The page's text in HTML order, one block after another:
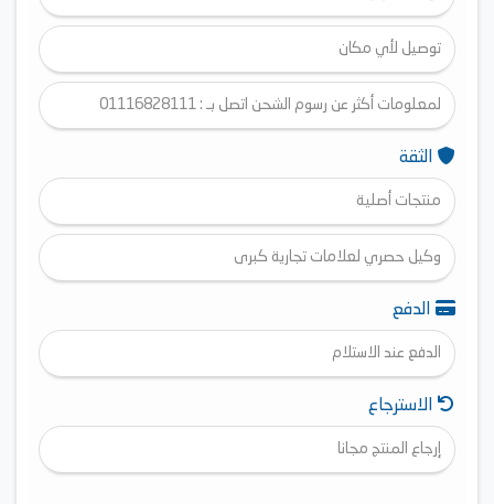
توصيل لأي مكان
لمعلومات أكثر عن رسوم الشحن اتصل بـ : 01116828111
الثقة
منتجات أصلية
وكيل حصري لعلامات تجارية كبرى
الدفع
الدفع عند الاستلام
الاسترجاع
إرجاع المنتج مجانا